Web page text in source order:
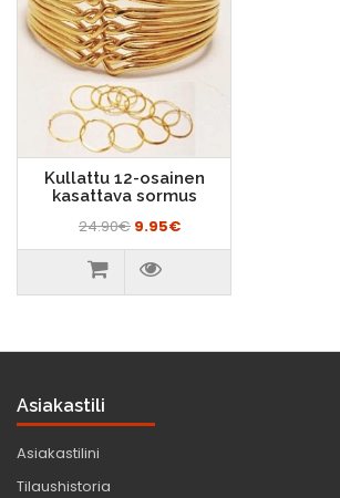
Kullattu 12-osainen
kasattava sormus
24.90€ 9.95€
Asiakastili
Asiakastilini
Tilaushistoria